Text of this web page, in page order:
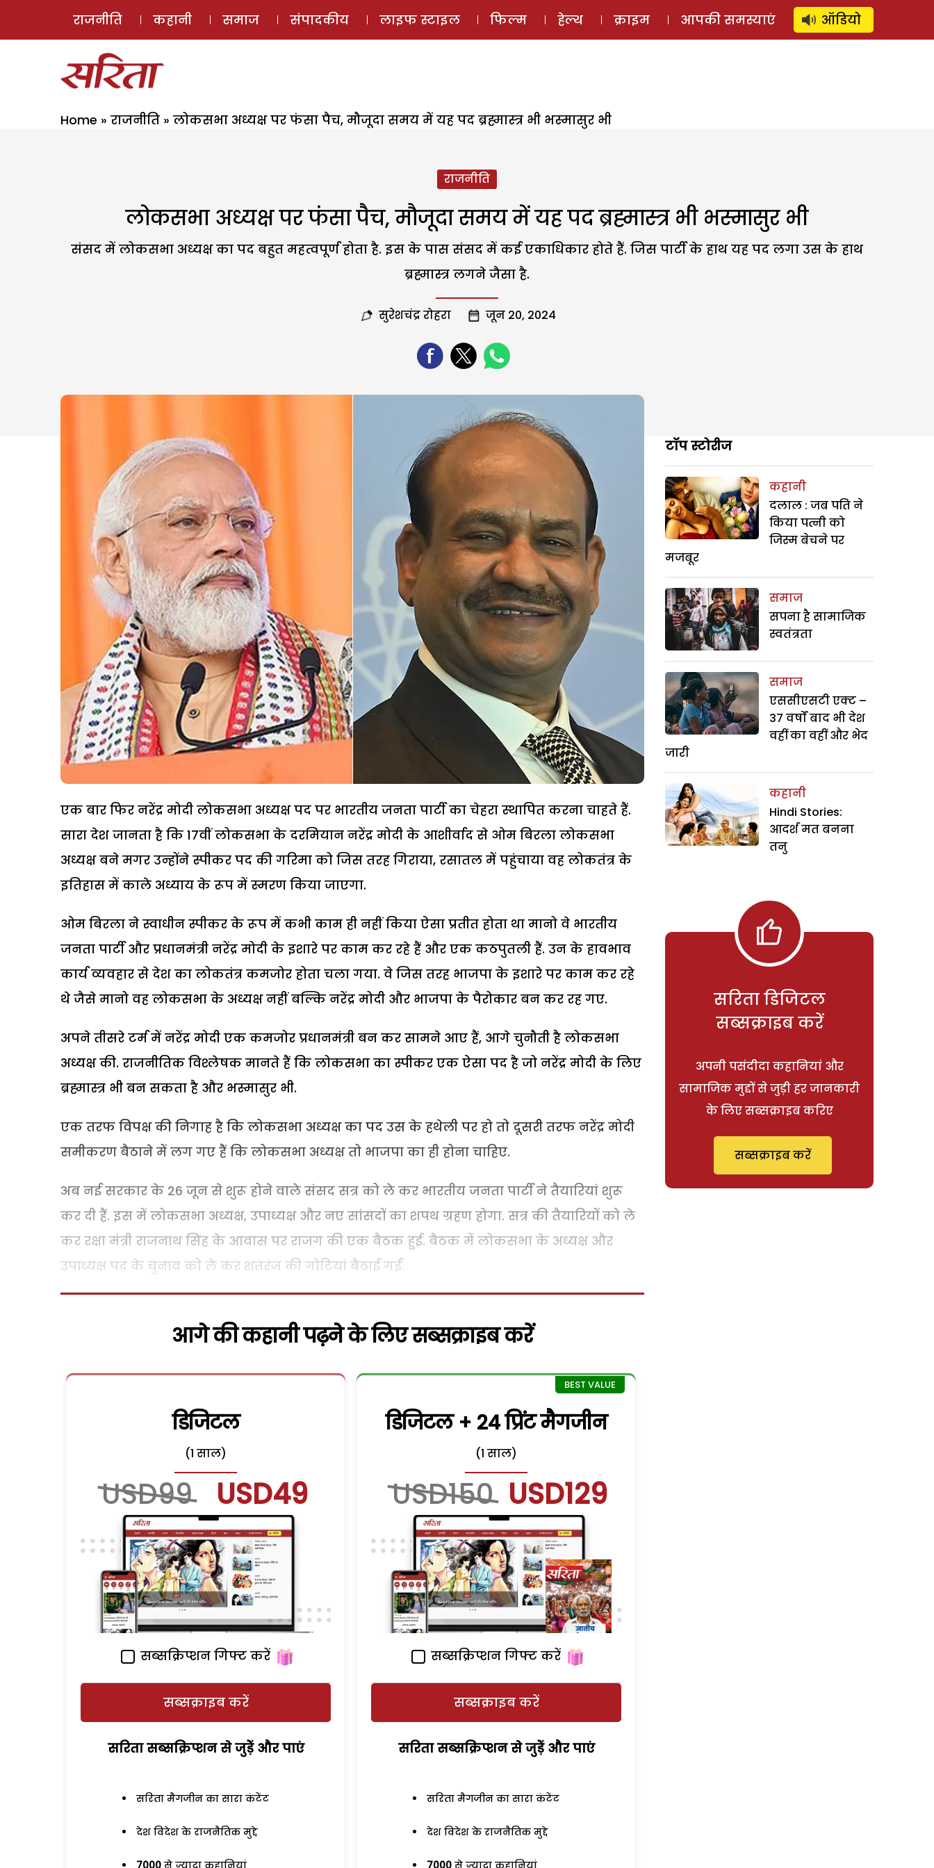
ई-मैगज़ीन ऑडियो स्टोरी लॉग इन ⚲ SUBSCRIBE
राजनीति कहानी समाज संपादकीय लाइफ स्टाइल फिल्म हेल्थ क्राइम आपकी समस्याएं ऑडियो
Home » राजनीति » लोकसभा अध्यक्ष पर फंसा पैच, मौजूदा समय में यह पद ब्रह्मास्त्र भी भस्मासुर भी
राजनीति
लोकसभा अध्यक्ष पर फंसा पैच, मौजूदा समय में यह पद ब्रह्मास्त्र भी भस्मासुर भी
संसद में लोकसभा अध्यक्ष का पद बहुत महत्वपूर्ण होता है. इस के पास संसद में कई एकाधिकार होते हैं. जिस पार्टी के हाथ यह पद लगा उस के हाथ
ब्रह्मास्त्र लगने जैसा है.
सुरेशचंद्र रोहरा जून 20, 2024
एक बार फिर नरेंद्र मोदी लोकसभा अध्यक्ष पद पर भारतीय जनता पार्टी का चेहरा स्थापित करना चाहते हैं.
सारा देश जानता है कि 17वीं लोकसभा के दरमियान नरेंद्र मोदी के आशीर्वाद से ओम बिरला लोकसभा
अध्यक्ष बने मगर उन्होंने स्पीकर पद की गरिमा को जिस तरह गिराया, रसातल में पहुंचाया वह लोकतंत्र के
इतिहास में काले अध्याय के रूप में स्मरण किया जाएगा.
ओम बिरला ने स्वाधीन स्पीकर के रूप में कभी काम ही नहीं किया ऐसा प्रतीत होता था मानो वे भारतीय
जनता पार्टी और प्रधानमंत्री नरेंद्र मोदी के इशारे पर काम कर रहे हैं और एक कठपुतली हैं. उन के हावभाव
कार्य व्यवहार से देश का लोकतंत्र कमजोर होता चला गया. वे जिस तरह भाजपा के इशारे पर काम कर रहे
थे जैसे मानो वह लोकसभा के अध्यक्ष नहीं बल्कि नरेंद्र मोदी और भाजपा के पैरोकार बन कर रह गए.
अपने तीसरे टर्म में नरेंद्र मोदी एक कमजोर प्रधानमंत्री बन कर सामने आए हैं, आगे चुनौती है लोकसभा
अध्यक्ष की. राजनीतिक विश्लेषक मानते हैं कि लोकसभा का स्पीकर एक ऐसा पद है जो नरेंद्र मोदी के लिए
ब्रह्मास्त्र भी बन सकता है और भस्मासुर भी.
एक तरफ विपक्ष की निगाह है कि लोकसभा अध्यक्ष का पद उस के हथेली पर हो तो दूसरी तरफ नरेंद्र मोदी
समीकरण बैठाने में लग गए हैं कि लोकसभा अध्यक्ष तो भाजपा का ही होना चाहिए.
अब नई सरकार के 26 जून से शुरू होने वाले संसद सत्र को ले कर भारतीय जनता पार्टी ने तैयारियां शुरू
कर दी हैं. इस में लोकसभा अध्यक्ष, उपाध्यक्ष और नए सांसदों का शपथ ग्रहण होगा. सत्र की तैयारियों को ले
कर रक्षा मंत्री राजनाथ सिंह के आवास पर राजग की एक बैठक हुई. बैठक में लोकसभा के अध्यक्ष और
उपाध्यक्ष पद के चुनाव को ले कर शतरंज की गोटियां बैठाई गईं.
आगे की कहानी पढ़ने के लिए सब्सक्राइब करें
डिजिटल
(1 साल)
USD99 USD49
सब्सक्रिप्शन गिफ्ट करें
सब्सक्राइब करें
सरिता सब्सक्रिप्शन से जुड़ेें और पाएं
सरिता मैगजीन का सारा कंटेंट
देश विदेश के राजनैतिक मुद्दे
डिजिटल + 24 प्रिंट मैगजीन
(1 साल)
USD150 USD129
सब्सक्रिप्शन गिफ्ट करें
सब्सक्राइब करें
सरिता सब्सक्रिप्शन से जुड़ेें और पाएं
सरिता मैगजीन का सारा कंटेंट
देश विदेश के राजनैतिक मुद्दे
टॉप स्टोरीज
कहानी
दलाल : जब पति ने
किया पत्नी को
जिस्म बेचने पर
मजबूर
समाज
सपना है सामाजिक
स्वतंत्रता
समाज
एससीएसटी एक्ट –
37 वर्षों बाद भी देश
वहीं का वहीं और भेद
जारी
कहानी
Hindi Stories:
आदर्श मत बनना
तनु
सरिता डिजिटल
सब्सक्राइब करें
अपनी पसंदीदा कहानियां और
सामाजिक मुद्दों से जुड़ी हर जानकारी
के लिए सब्सक्राइब करिए
सब्सक्राइब करें